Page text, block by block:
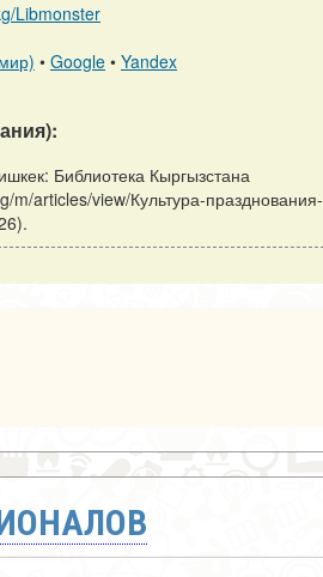
Libmonster
• Google • Yandex
Библиотека Кыргызстана
m/articles/view/Культура-празднования-